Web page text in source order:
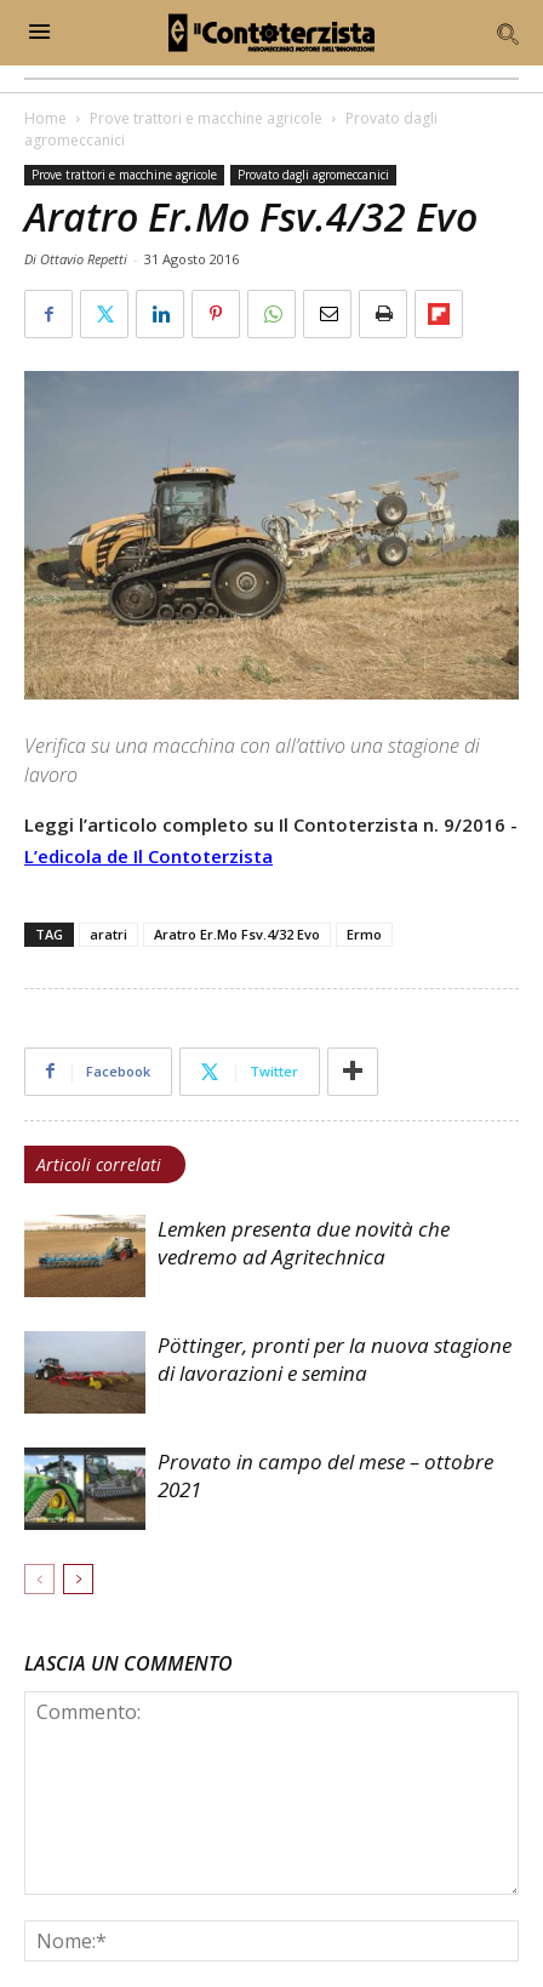
Home Prove trattori e macchine agricole
Provato dagli
agromeccanici
Prove trattori e macchine agricole Provato dagli agromeccanici
Aratro Er.Mo Fsv.4/32 Evo
Di Ottavio Repetti - 31 Agosto 2016
Verifica su una macchina con all’attivo una stagione di
lavoro
Leggi l’articolo completo su Il Contoterzista n. 9/2016 -
L’edicola de Il Contoterzista
TAG aratri Aratro Er.Mo Fsv.4/32 Evo Ermo
Facebook Twitter
Articoli correlati
Lemken presenta due novità che
vedremo ad Agritechnica
Pöttinger, pronti per la nuova stagione
di lavorazioni e semina
Provato in campo del mese – ottobre
2021
LASCIA UN COMMENTO